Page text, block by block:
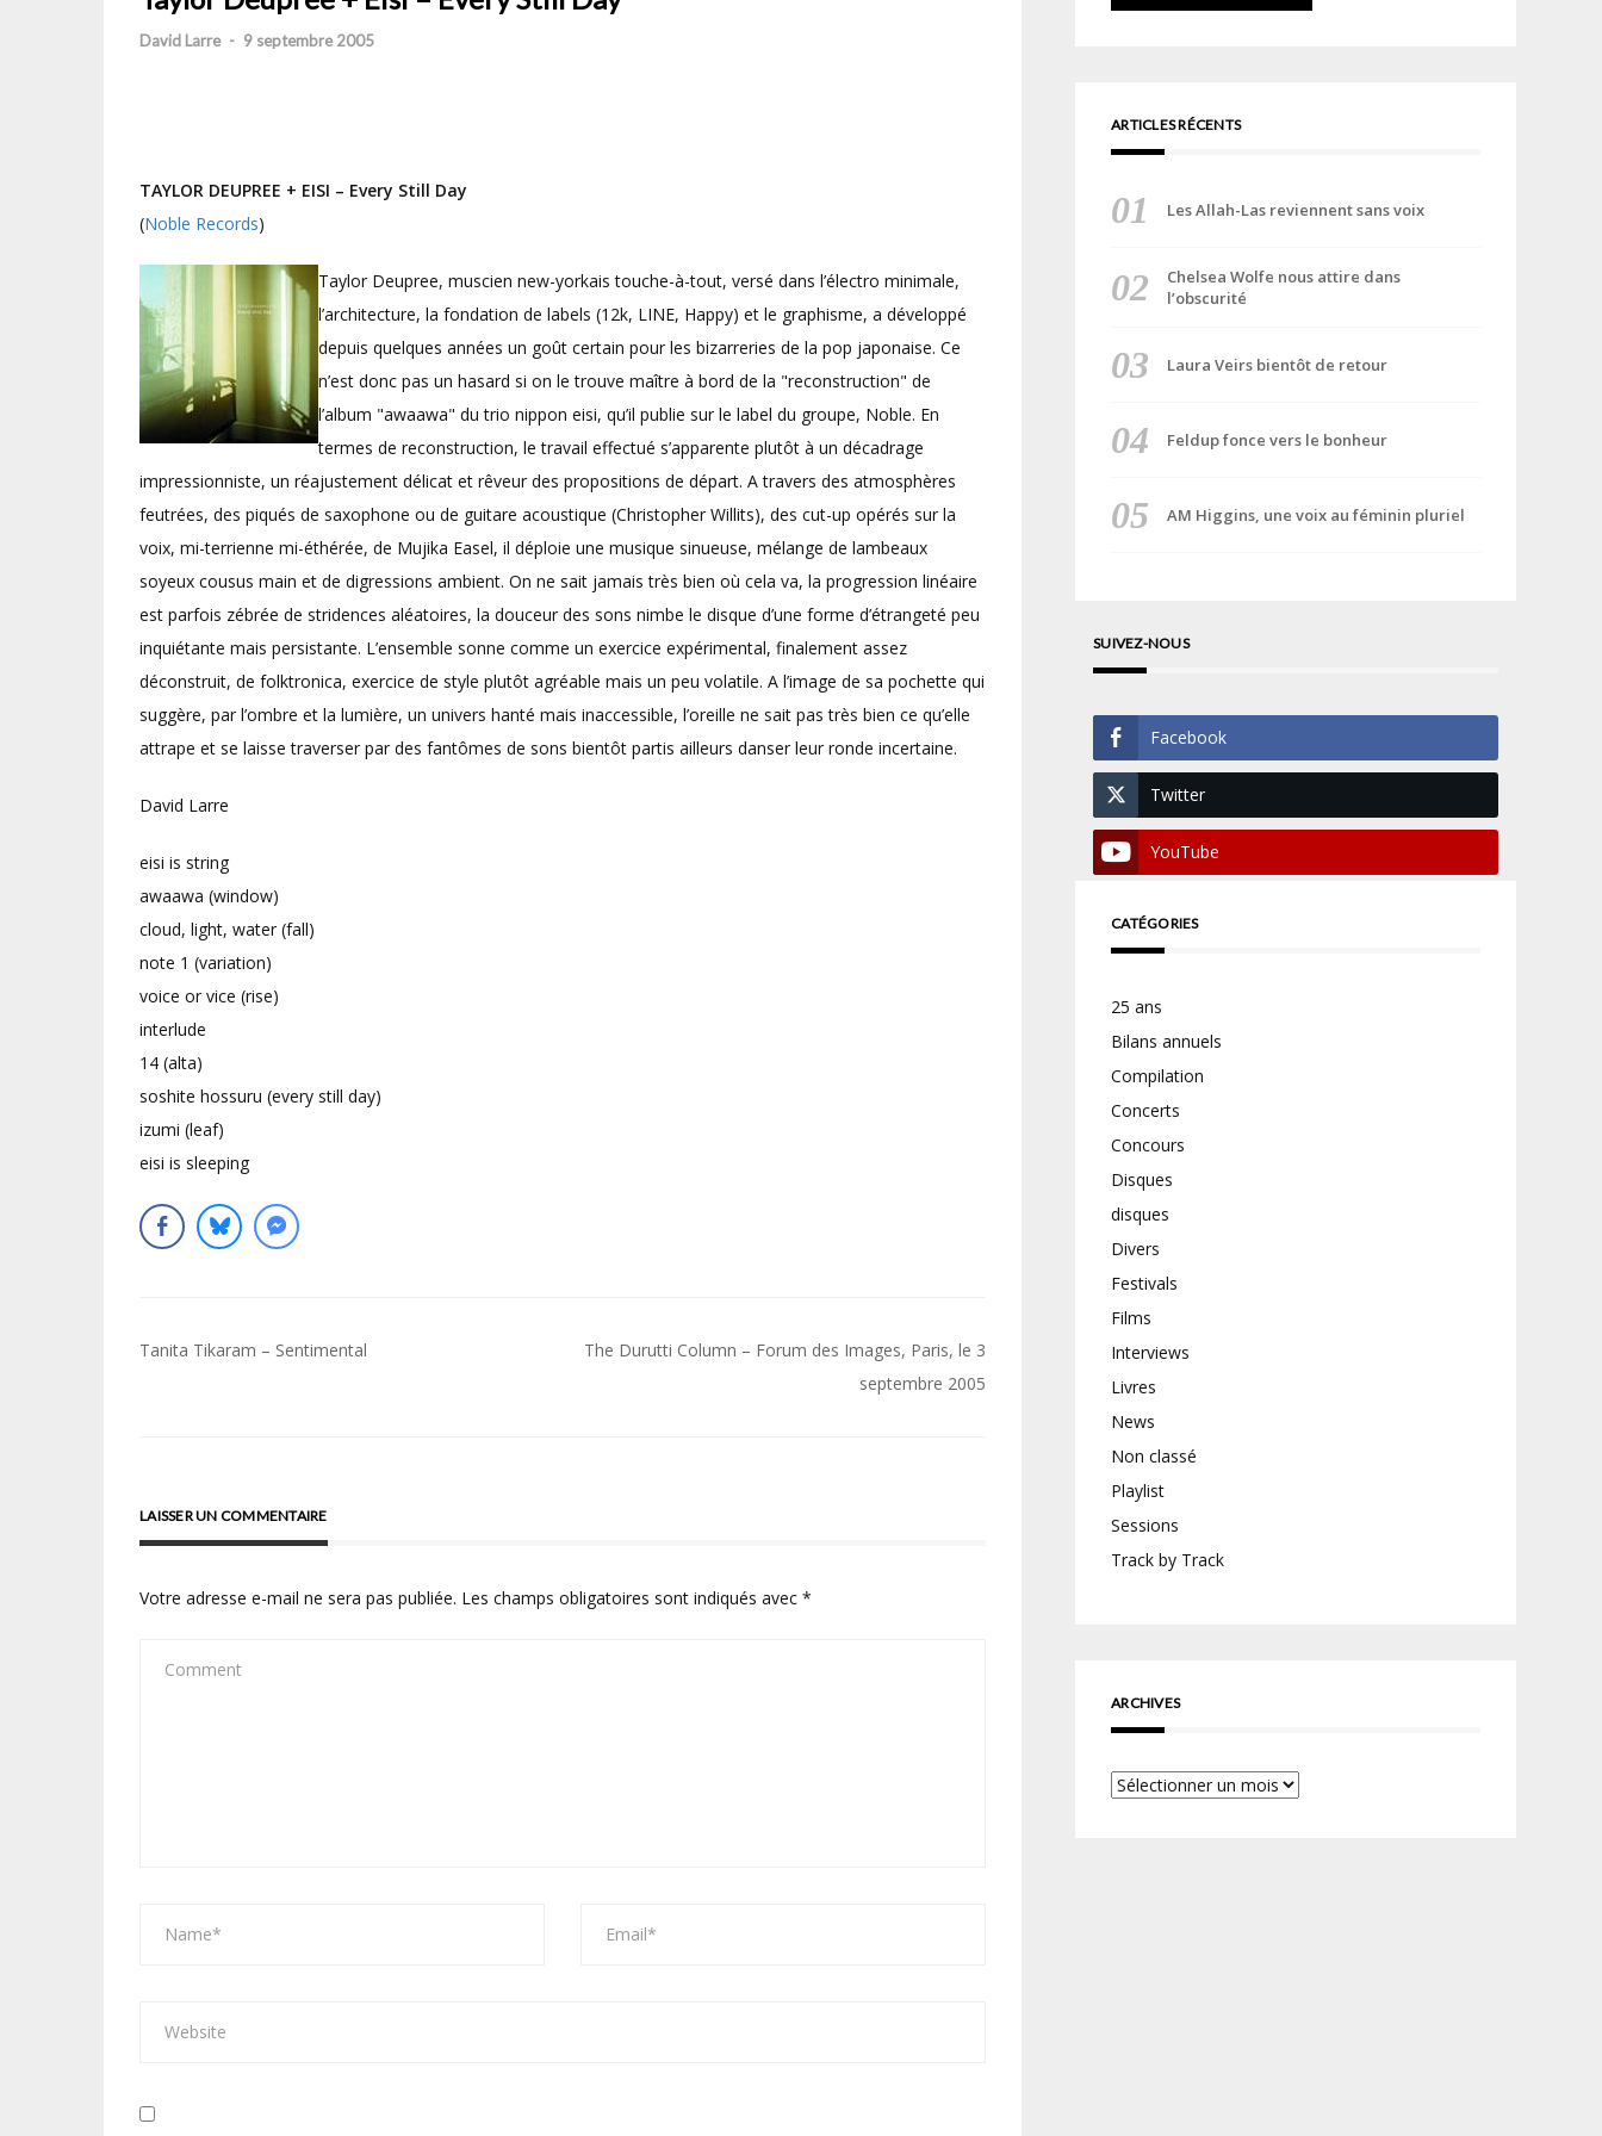
David Larre - 9 septembre 2005
TAYLOR DEUPREE + EISI – Every Still Day
(Noble Records)
Taylor Deupree, muscien new-yorkais touche-à-tout, versé dans l’électro minimale,
l’architecture, la fondation de labels (12k, LINE, Happy) et le graphisme, a développé
depuis quelques années un goût certain pour les bizarreries de la pop japonaise. Ce
n’est donc pas un hasard si on le trouve maître à bord de la "reconstruction" de
l’album "awaawa" du trio nippon eisi, qu’il publie sur le label du groupe, Noble. En
termes de reconstruction, le travail effectué s’apparente plutôt à un décadrage
impressionniste, un réajustement délicat et rêveur des propositions de départ. A travers des atmosphères
feutrées, des piqués de saxophone ou de guitare acoustique (Christopher Willits), des cut-up opérés sur la
voix, mi-terrienne mi-éthérée, de Mujika Easel, il déploie une musique sinueuse, mélange de lambeaux
soyeux cousus main et de digressions ambient. On ne sait jamais très bien où cela va, la progression linéaire
est parfois zébrée de stridences aléatoires, la douceur des sons nimbe le disque d’une forme d’étrangeté peu
inquiétante mais persistante. L’ensemble sonne comme un exercice expérimental, finalement assez
déconstruit, de folktronica, exercice de style plutôt agréable mais un peu volatile. A l’image de sa pochette qui
suggère, par l’ombre et la lumière, un univers hanté mais inaccessible, l’oreille ne sait pas très bien ce qu’elle
attrape et se laisse traverser par des fantômes de sons bientôt partis ailleurs danser leur ronde incertaine.
David Larre
eisi is string
awaawa (window)
cloud, light, water (fall)
note 1 (variation)
voice or vice (rise)
interlude
14 (alta)
soshite hossuru (every still day)
izumi (leaf)
eisi is sleeping
Navigation
Tanita Tikaram – Sentimental
The Durutti Column – Forum des Images, Paris, le 3
septembre 2005
LAISSER UN COMMENTAIRE
Votre adresse e-mail ne sera pas publiée. Les champs obligatoires sont indiqués avec *
ARTICLES RÉCENTS
Les Allah-Las reviennent sans voix
Chelsea Wolfe nous attire dans
l’obscurité
Laura Veirs bientôt de retour
Feldup fonce vers le bonheur
AM Higgins, une voix au féminin pluriel
SUIVEZ-NOUS
Facebook
Twitter
YouTube
CATÉGORIES
25 ans
Bilans annuels
Compilation
Concerts
Concours
Disques
disques
Divers
Festivals
Films
Interviews
Livres
News
Non classé
Playlist
Sessions
Track by Track
ARCHIVES
Archives